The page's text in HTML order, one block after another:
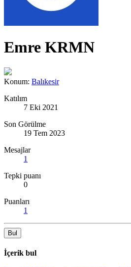
Emre KRMN
Konum: Balıkesir
Katılım
7 Eki 2021
Son Görülme
19 Tem 2023
Mesajlar
1
Tepki puanı
0
Puanları
1
Bul
İçerik bul